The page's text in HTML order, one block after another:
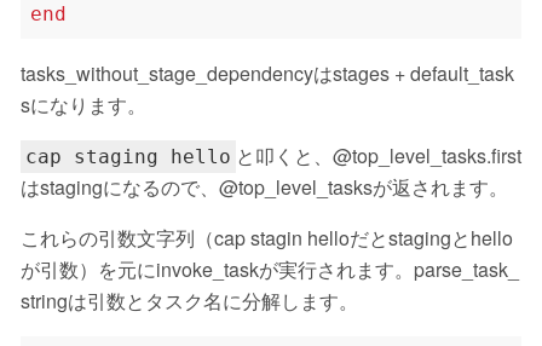
end
tasks_without_stage_dependencyはstages +default_task
sになります。
cap staging hello と叩くと、@top_level_tasks.first
はstagingになるので、@top_level_tasksが返されます。
これらの引数文字列（cap stagin helloだとstagingとhello
が引数）を元にinvoke_taskが実行されます。parse_task_
stringは引数とタスク名に分解します。